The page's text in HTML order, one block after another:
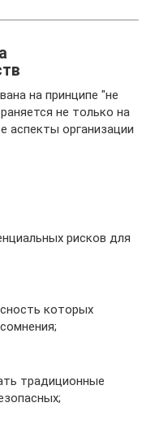
на принципе "не
не только на
аспекты организации
рисков для
которых
традиционные